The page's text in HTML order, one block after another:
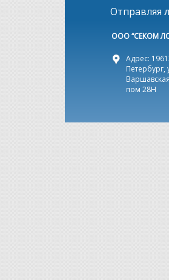
Отправляя
ООО “СЕКОМ
Адрес:
Петербург,
пом 28Н